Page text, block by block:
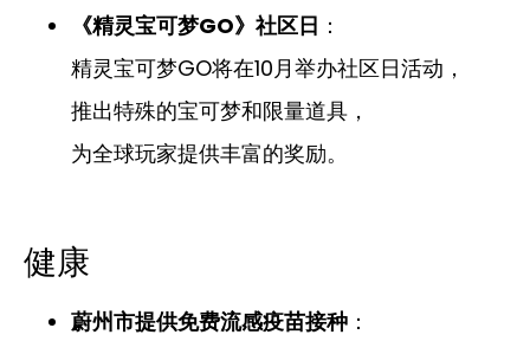
《精灵宝可梦GO》社区日 ：
精灵宝可梦GO将在10月举办社区日活动，
推出特殊的宝可梦和限量道具，
为全球玩家提供丰富的奖励。
健康
蔚州市提供免费流感疫苗接种 ：